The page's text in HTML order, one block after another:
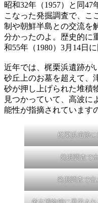
昭和32年（1957）と同47
こなった発掘調査で、こ
制や朝鮮半島との交流を
分かったのよ。歴史的に
和55年（1980）3月14日
近年では、梶栗浜遺跡が
砂丘上のお墓を超えて、
砂が押し上げられた堆積
見つかっていて、高波に
能性が指摘されています
梶栗浜遺跡
発掘調査で
発掘調査で出